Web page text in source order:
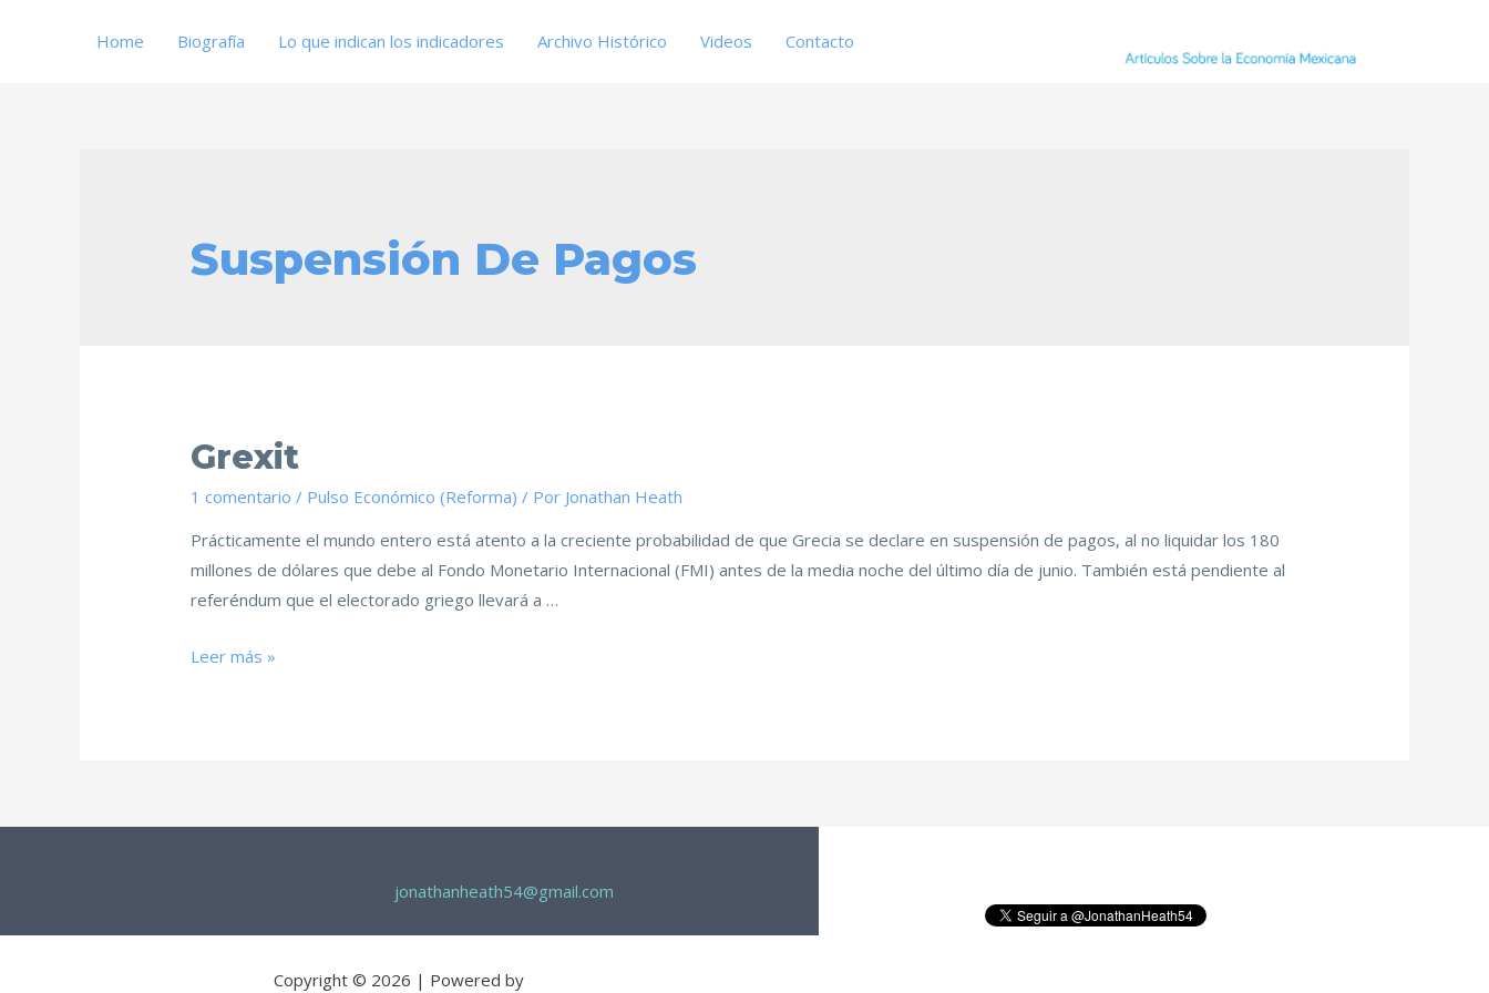
Home Biografía Lo que indican los indicadores Archivo Histórico Videos Contacto
Suspensión De Pagos
Grexit
1 comentario / Pulso Económico (Reforma) / Por Jonathan Heath
Prácticamente el mundo entero está atento a la creciente probabilidad de que Grecia se declare en suspensión de pagos, al no liquidar los 180
millones de dólares que debe al Fondo Monetario Internacional (FMI) antes de la media noche del último día de junio. También está pendiente al
referéndum que el electorado griego llevará a …
Leer más »
jonathanheath54@gmail.com
Copyright © 2026 | Powered by